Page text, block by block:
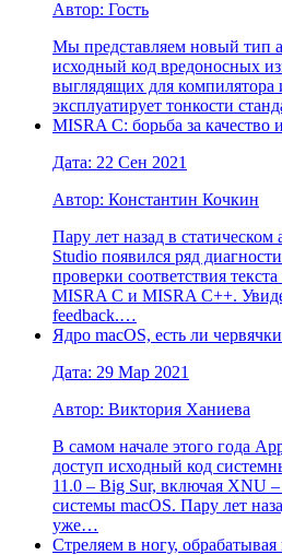
Автор: Гость
Мы представляем новый тип
исходный код вредоносных
выглядящих для компилятора
эксплуатирует тонкости
MISRA C: борьба за качество
Дата: 22 Сен 2021
Автор: Константин Кочкин
Пару лет назад в статическом
Studio появился ряд
проверки соответствия
MISRA C и MISRA C++.
feedback.…
Ядро macOS, есть ли
Дата: 29 Мар 2021
Автор: Виктория Ханиева
В самом начале этого года
доступ исходный код
11.0 – Big Sur, включая XNU
системы macOS. Пару лет
уже…
Стреляем в ногу,